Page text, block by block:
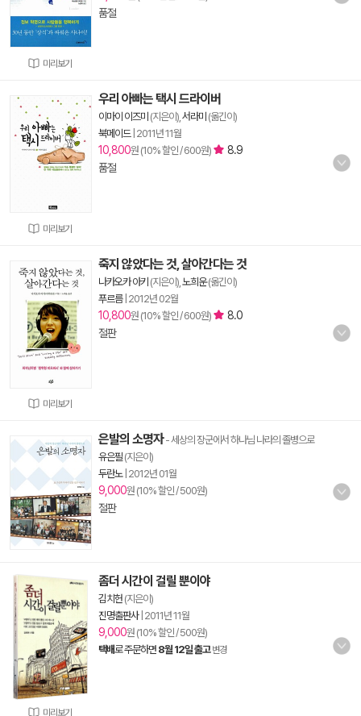
미리보기
품절
미리보기
우리 아빠는 택시 드라이버
이마이 이즈미 (지은이), 서라미 (옮긴이)
북메이드| 2011년 11월
10,800원 (10% 할인 / 600원)
8.9
품절
미리보기
죽지 않았다는 것, 살아간다는 것
나카오카 아키 (지은이), 노희운(옮긴이)
푸르름| 2012년 02월
10,800원 (10% 할인 / 600원)
8.0
절판
은발의 소명자- 세상의 장군에서 하나님 나라의 졸병으로
유은필 (지은이)
두란노| 2012년 01월
9,000원 (10% 할인 / 500원)
절판
미리보기
좀더 시간이 걸릴 뿐이야
김치헌 (지은이)
진명출판사| 2011년 11월
9,000원 (10% 할인 / 500원)
택배로 주문하면 8월 12일 출고 변경